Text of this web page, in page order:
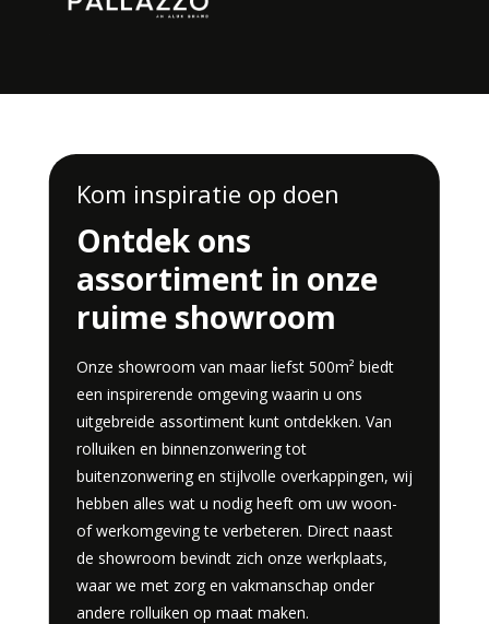
Kom inspiratie op doen
Ontdek ons
assortiment in onze
ruime showroom
Onze showroom van maar liefst 500m² biedt
een inspirerende omgeving waarin u ons
uitgebreide assortiment kunt ontdekken. Van
rolluiken en binnenzonwering tot
buitenzonwering en stijlvolle overkappingen, wij
hebben alles wat u nodig heeft om uw woon-
of werkomgeving te verbeteren. Direct naast
de showroom bevindt zich onze werkplaats,
waar we met zorg en vakmanschap onder
andere rolluiken op maat maken.